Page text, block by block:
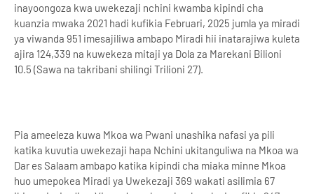
inayoongoza kwa uwekezaji nchini kwamba kipindi cha
kuanzia mwaka 2021 hadi kufikia Februari, 2025 jumla ya miradi
ya viwanda 951 imesajiliwa ambapo Miradi hii inatarajiwa kuleta
ajira 124,339 na kuwekeza mitaji ya Dola za Marekani Bilioni
10.5 (Sawa na takribani shilingi Trilioni 27).
Pia ameeleza kuwa Mkoa wa Pwani unashika nafasi ya pili
katika kuvutia uwekezaji hapa Nchini ukitanguliwa na Mkoa wa
Dar es Salaam ambapo katika kipindi cha miaka minne Mkoa
huo umepokea Miradi ya Uwekezaji 369 wakati asilimia 67